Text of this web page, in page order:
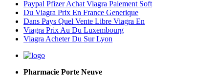
Paypal Pfizer Achat Viagra Paiement Soft
Du Viagra Prix En France Generique
Dans Pays Quel Vente Libre Viagra En
Viagra Prix Au Du Luxembourg
Viagra Acheter Du Sur Lyon
Pharmacie Porte Neuve